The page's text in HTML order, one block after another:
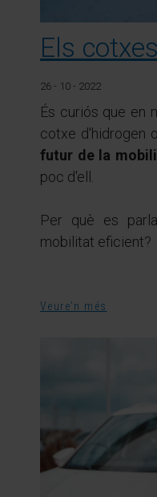
Els
26 - 10 - 2022
És curiós que en
cotxe d'hidrogen
futur de la
poc d'ell.
Per què es
mobilitat eficient?
Veure'n més